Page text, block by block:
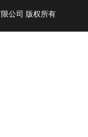
公司 版权所有